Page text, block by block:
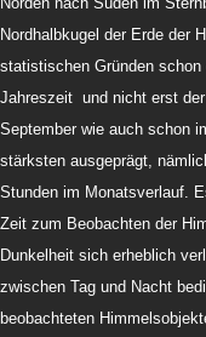
Nordhalbkugel der Erde der
statistischen Gründen
Jahreszeit und nicht erst
September wie auch schon
stärksten ausgeprägt,
Stunden im Monatsverlauf.
Zeit zum Beobachten der
Dunkelheit sich erheblich
zwischen Tag und Nacht
beobachteten